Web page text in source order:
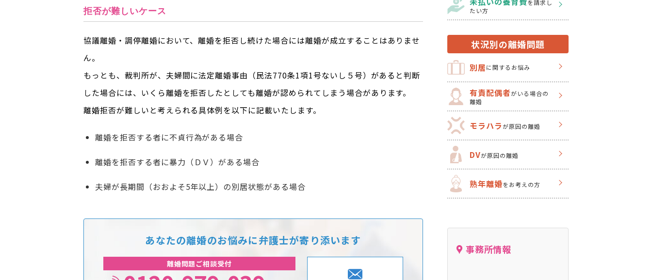
拒否が難しいケース
協議離婚・調停離婚において、離婚を拒否し続けた場合には離婚が成立することはありませ
ん。
もっとも、裁判所が、夫婦間に法定離婚事由（民法770条1項1号ないし５号）があると判断
した場合には、いくら離婚を拒否したとしても離婚が認められてしまう場合があります。
離婚拒否が難しいと考えられる具体例を以下に記載いたします。
離婚を拒否する者に不貞行為がある場合
離婚を拒否する者に暴力（ＤＶ）がある場合
夫婦が長期間（おおよそ5年以上）の別居状態がある場合
あなたの離婚のお悩みに弁護士が寄り添います
離婚問題ご相談受付
を請求し
たい方
状況別の離婚問題
別居に関するお悩み
有責配偶者がいる場合の
離婚
モラハラが原因の離婚
DVが原因の離婚
熟年離婚をお考えの方
事務所情報